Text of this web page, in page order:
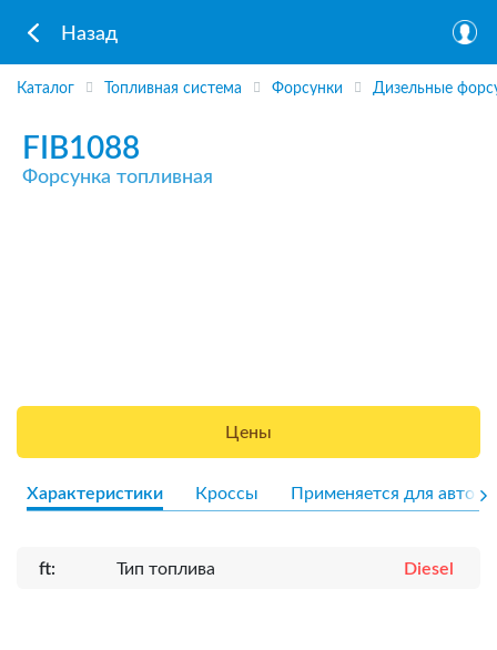
Назад
Каталог Топливная система Форсунки Дизельные
FIB1088
Форсунка топливная
Цены
Характеристики Кроссы Применяется для авто
ft: Тип топлива Diesel